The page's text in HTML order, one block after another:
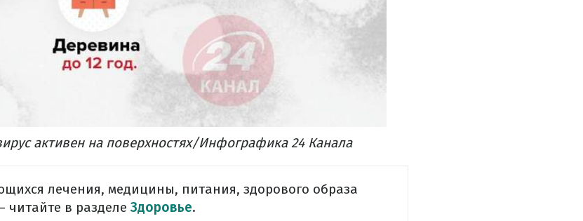
активен на поверхностях/Инфографика 24 Канала
лечения, медицины, питания, здорового образа
читайте в разделе Здоровье.